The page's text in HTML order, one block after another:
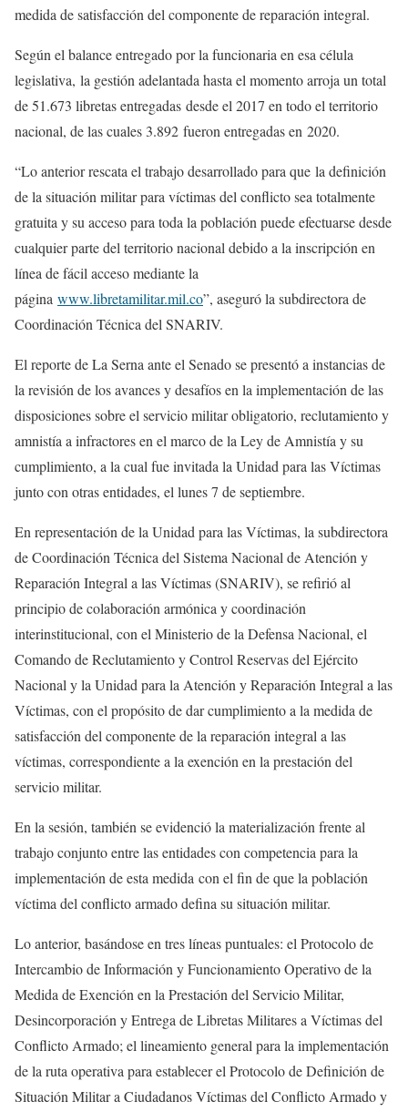
medida de satisfacción del componente de reparación integral.
Según el balance entregado por la funcionaria en esa célula
legislativa, la gestión adelantada hasta el momento arroja un total
de 51.673 libretas entregadas desde el 2017 en todo el territorio
nacional, de las cuales 3.892 fueron entregadas en 2020.
“Lo anterior rescata el trabajo desarrollado para que la definición
de la situación militar para víctimas del conflicto sea totalmente
gratuita y su acceso para toda la población puede efectuarse desde
cualquier parte del territorio nacional debido a la inscripción en
línea de fácil acceso mediante la
página www.libretamilitar.mil.co”, aseguró la subdirectora de
Coordinación Técnica del SNARIV.
El reporte de La Serna ante el Senado se presentó a instancias de
la revisión de los avances y desafíos en la implementación de las
disposiciones sobre el servicio militar obligatorio, reclutamiento y
amnistía a infractores en el marco de la Ley de Amnistía y su
cumplimiento, a la cual fue invitada la Unidad para las Víctimas
junto con otras entidades, el lunes 7 de septiembre.
En representación de la Unidad para las Víctimas, la subdirectora
de Coordinación Técnica del Sistema Nacional de Atención y
Reparación Integral a las Víctimas (SNARIV), se refirió al
principio de colaboración armónica y coordinación
interinstitucional, con el Ministerio de la Defensa Nacional, el
Comando de Reclutamiento y Control Reservas del Ejército
Nacional y la Unidad para la Atención y Reparación Integral a las
Víctimas, con el propósito de dar cumplimiento a la medida de
satisfacción del componente de la reparación integral a las
víctimas, correspondiente a la exención en la prestación del
servicio militar.
En la sesión, también se evidenció la materialización frente al
trabajo conjunto entre las entidades con competencia para la
implementación de esta medida con el fin de que la población
víctima del conflicto armado defina su situación militar.
Lo anterior, basándose en tres líneas puntuales: el Protocolo de
Intercambio de Información y Funcionamiento Operativo de la
Medida de Exención en la Prestación del Servicio Militar,
Desincorporación y Entrega de Libretas Militares a Víctimas del
Conflicto Armado; el lineamiento general para la implementación
de la ruta operativa para establecer el Protocolo de Definición de
Situación Militar a Ciudadanos Víctimas del Conflicto Armado y